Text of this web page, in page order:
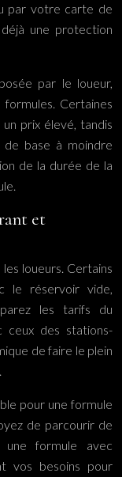
par votre carte de
une protection
par le loueur,
Certaines
prix élevé, tandis
de base à moindre
de la durée de la
et
loueurs. Certains
le réservoir vide,
les tarifs du
ceux des stations-
de faire le plein
pour une formule
de parcourir de
une formule avec
vos besoins pour